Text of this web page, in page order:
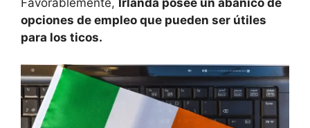
Favorablemente, Irlanda posee un abanico de
opciones de empleo que pueden ser útiles
para los ticos.